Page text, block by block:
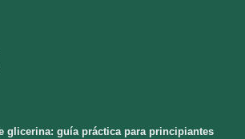
glicerina: guía práctica para principiantes